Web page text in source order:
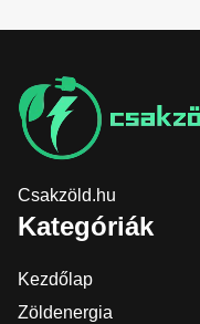
Csakzöld.hu
Kategóriák
Kezdőlap
Zöldenergia